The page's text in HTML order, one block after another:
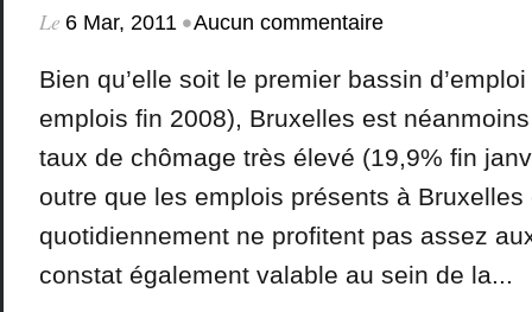
Le 6 Mar, 2011 •Aucun commentaire
Bien qu’elle soit le premier bassin
emplois fin 2008), Bruxelles est
taux de chômage très élevé (19,9% fin
outre que les emplois présents à Bruxelles
quotidiennement ne profitent pas assez
constat également valable au sein de la...